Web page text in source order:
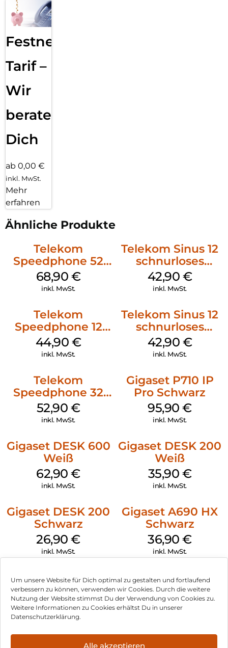
Um unsere Website für Dich optimal zu gestalten und fortlaufend
verbessern zu können, verwenden wir Cookies. Durch die weitere
Nutzung der Website stimmst Du der Verwendung von Cookies zu.
Weitere Informationen zu Cookies erhältst Du in unserer
Datenschutzerklärung.
Alle akzeptieren
Festnetz
Tarif –
Wir
beraten
Dich
ab 0,00 €
inkl. MwSt.
Mehr
erfahren
Ähnliche Produkte
Telekom
Speedphone 52
Schwarz
68,90 €
inkl. MwSt.
Telekom Sinus 12
schnurloses
Analog Telefon
Schwarz
42,90 €
inkl. MwSt.
Telekom
Speedphone 12
Petrol
44,90 €
inkl. MwSt.
Telekom Sinus 12
schnurloses
Analog Telefon
Weiß
42,90 €
inkl. MwSt.
Telekom
Speedphone 32
Ebenholz
52,90 €
inkl. MwSt.
Gigaset P710 IP
Pro Schwarz
95,90€
inkl. MwSt.
Gigaset DESK 600
Weiß
62,90€
inkl. MwSt.
Gigaset DESK 200
Weiß
35,90 €
inkl. MwSt.
Gigaset DESK 200
Schwarz
26,90€
inkl. MwSt.
Gigaset A690 HX
Schwarz
36,90€
inkl. MwSt.
Impressum